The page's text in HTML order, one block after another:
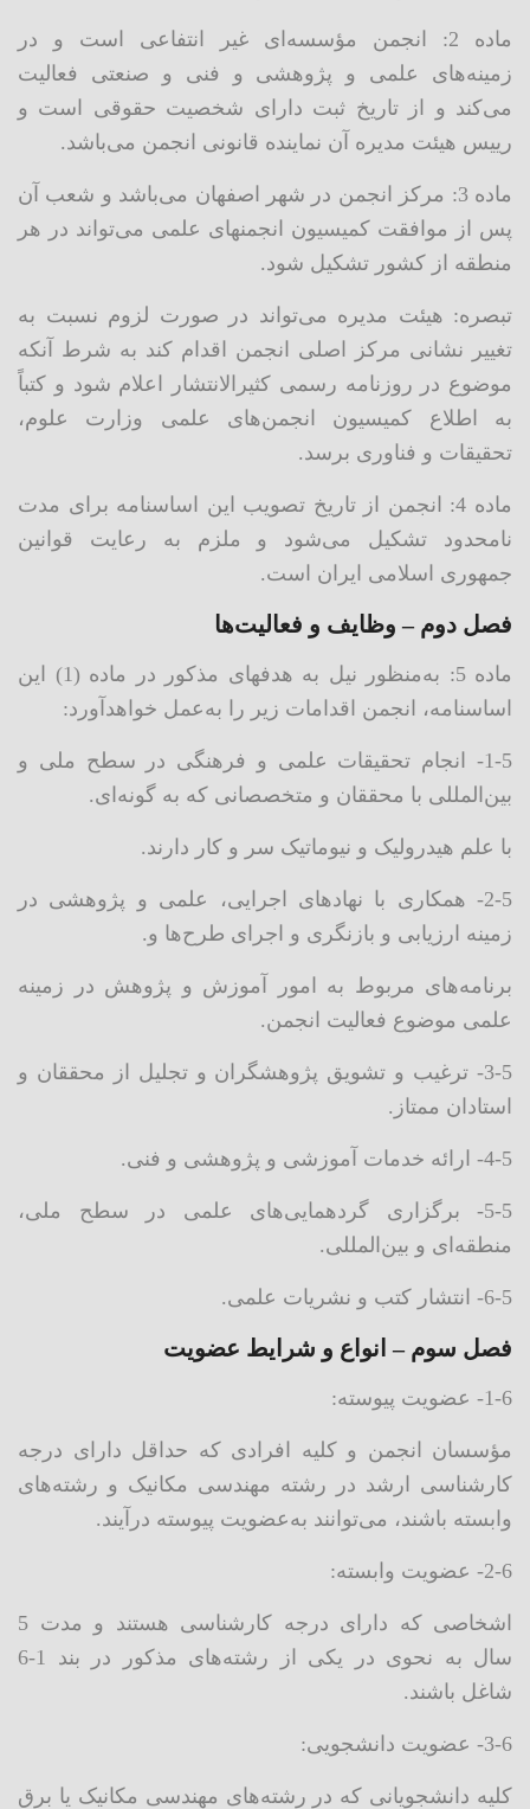
ماده 2: انجمن مؤسسه‌ای غیر انتفاعی است و در
زمینه‌های علمی و پژوهشی و فنی و صنعتی فعالیت
می‌کند و از تاریخ ثبت دارای شخصیت حقوقی است و
رییس هیئت مدیره آن نماینده قانونی انجمن می‌باشد.
ماده 3: مرکز انجمن در شهر اصفهان می‌باشد و شعب آن
پس از موافقت کمیسیون انجمنهای علمی می‌تواند در هر
منطقه از کشور تشکیل شود.
تبصره: هیئت مدیره می‌تواند در صورت لزوم نسبت به
تغییر نشانی مرکز اصلی انجمن اقدام کند به شرط آنکه
موضوع در روزنامه رسمی کثیرالانتشار اعلام شود و کتباً
به اطلاع کمیسیون انجمن‌های علمی وزارت علوم،
تحقیقات و فناوری برسد.
ماده 4: انجمن از تاریخ تصویب این اساسنامه برای مدت
نامحدود تشکیل می‌شود و ملزم به رعایت قوانین
جمهوری اسلامی ایران است.
فصل دوم – وظایف و فعالیت‌ها
ماده 5: به‌منظور نیل به هدفهای مذکور در ماده (1) این
اساسنامه، انجمن اقدامات زیر را به‌عمل خواهدآورد:
1-5- انجام تحقیقات علمی و فرهنگی در سطح ملی و
بین‌المللی با محققان و متخصصانی که به گونه‌ای.
با علم هیدرولیک و نیوماتیک سر و کار دارند.
2-5- همکاری با نهادهای اجرایی، علمی و پژوهشی در
زمینه ارزیابی و بازنگری و اجرای طرح‌ها و.
برنامه‌های مربوط به امور آموزش و پژوهش در زمینه
علمی موضوع فعالیت انجمن.
3-5- ترغیب و تشویق پژوهشگران و تجلیل از محققان و
استادان ممتاز.
4-5- ارائه خدمات آموزشی و پژوهشی و فنی.
5-5- برگزاری گردهمایی‌های علمی در سطح ملی،
منطقه‌ای و بین‌المللی.
6-5- انتشار کتب و نشریات علمی.
فصل سوم – انواع و شرایط عضویت
1-6- عضویت پیوسته:
مؤسسان انجمن و کلیه افرادی که حداقل دارای درجه
کارشناسی ارشد در رشته مهندسی مکانیک و رشته‌های
وابسته باشند، می‌توانند به‌عضویت پیوسته درآیند.
2-6- عضویت وابسته:
اشخاصی که دارای درجه کارشناسی هستند و مدت 5
سال به نحوی در یکی از رشته‌های مذکور در بند 1-6
شاغل باشند.
3-6- عضویت دانشجویی:
کلیه دانشجویانی که در رشته‌های مهندسی مکانیک یا برق